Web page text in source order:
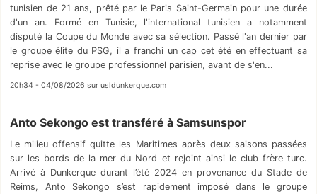
tunisien de 21 ans, prêté par le Paris Saint-Germain pour une durée
d'un an. Formé en Tunisie, l'international tunisien a notamment
disputé la Coupe du Monde avec sa sélection. Passé l'an dernier par
le groupe élite du PSG, il a franchi un cap cet été en effectuant sa
reprise avec le groupe professionnel parisien, avant de s'en...
20h34 - 04/08/2026 sur usldunkerque.com
Anto Sekongo est transféré à Samsunspor
Le milieu offensif quitte les Maritimes après deux saisons passées
sur les bords de la mer du Nord et rejoint ainsi le club frère turc.
Arrivé à Dunkerque durant l’été 2024 en provenance du Stade de
Reims, Anto Sekongo s’est rapidement imposé dans le groupe